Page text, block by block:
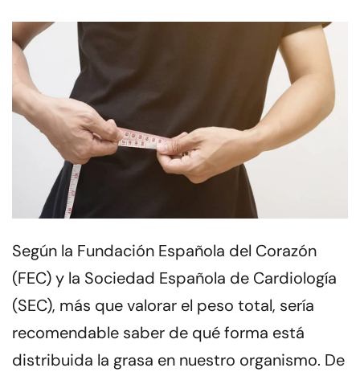
Según la Fundación Española del Corazón
(FEC) y la Sociedad Española de Cardiología
(SEC), más que valorar el peso total, sería
recomendable saber de qué forma está
distribuida la grasa en nuestro organismo. De